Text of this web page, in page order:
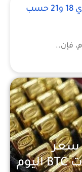
سعر الذهب الآن.. سعر الذهب عياري 18 و21 حسب
فإن..
سعر
سبيكة الذهب 10 جرامات BTC اليوم